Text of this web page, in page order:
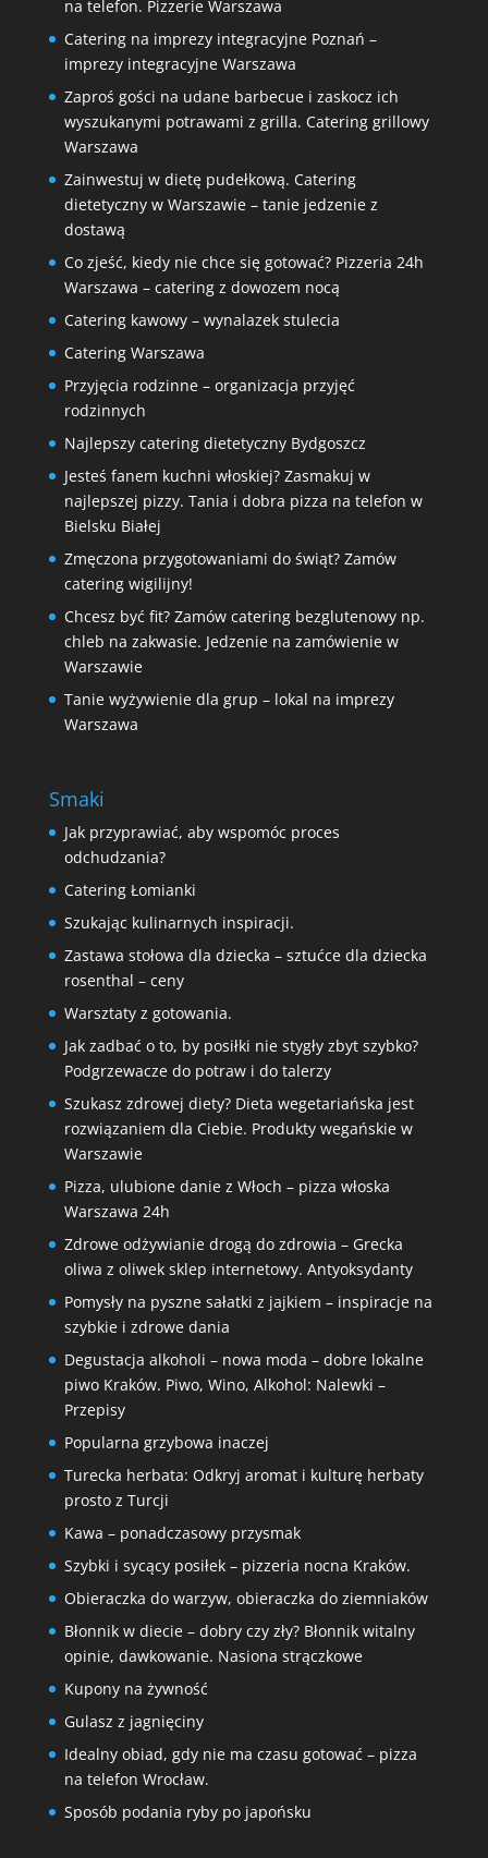
na telefon. Pizzerie Warszawa
Catering na imprezy integracyjne Poznań –
imprezy integracyjne Warszawa
Zaproś gości na udane barbecue i zaskocz ich
wyszukanymi potrawami z grilla. Catering grillowy
Warszawa
Zainwestuj w dietę pudełkową. Catering
dietetyczny w Warszawie – tanie jedzenie z
dostawą
Co zjeść, kiedy nie chce się gotować? Pizzeria 24h
Warszawa – catering z dowozem nocą
Catering kawowy – wynalazek stulecia
Catering Warszawa
Przyjęcia rodzinne – organizacja przyjęć
rodzinnych
Najlepszy catering dietetyczny Bydgoszcz
Jesteś fanem kuchni włoskiej? Zasmakuj w
najlepszej pizzy. Tania i dobra pizza na telefon w
Bielsku Białej
Zmęczona przygotowaniami do świąt? Zamów
catering wigilijny!
Chcesz być fit? Zamów catering bezglutenowy np.
chleb na zakwasie. Jedzenie na zamówienie w
Warszawie
Tanie wyżywienie dla grup – lokal na imprezy
Warszawa
Smaki
Jak przyprawiać, aby wspomóc proces
odchudzania?
Catering Łomianki
Szukając kulinarnych inspiracji.
Zastawa stołowa dla dziecka – sztućce dla dziecka
rosenthal – ceny
Warsztaty z gotowania.
Jak zadbać o to, by posiłki nie stygły zbyt szybko?
Podgrzewacze do potraw i do talerzy
Szukasz zdrowej diety? Dieta wegetariańska jest
rozwiązaniem dla Ciebie. Produkty wegańskie w
Warszawie
Pizza, ulubione danie z Włoch – pizza włoska
Warszawa 24h
Zdrowe odżywianie drogą do zdrowia – Grecka
oliwa z oliwek sklep internetowy. Antyoksydanty
Pomysły na pyszne sałatki z jajkiem – inspiracje na
szybkie i zdrowe dania
Degustacja alkoholi – nowa moda – dobre lokalne
piwo Kraków. Piwo, Wino, Alkohol: Nalewki –
Przepisy
Popularna grzybowa inaczej
Turecka herbata: Odkryj aromat i kulturę herbaty
prosto z Turcji
Kawa – ponadczasowy przysmak
Szybki i sycący posiłek – pizzeria nocna Kraków.
Obieraczka do warzyw, obieraczka do ziemniaków
Błonnik w diecie – dobry czy zły? Błonnik witalny
opinie, dawkowanie. Nasiona strączkowe
Kupony na żywność
Gulasz z jagnięciny
Idealny obiad, gdy nie ma czasu gotować – pizza
na telefon Wrocław.
Sposób podania ryby po japońsku